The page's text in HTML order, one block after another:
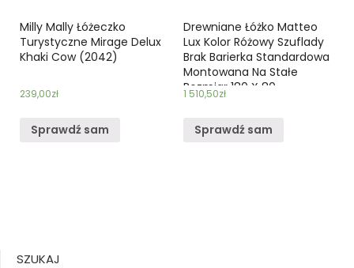
Milly Mally Łóżeczko
Turystyczne Mirage Delux
Khaki Cow (2042)
239,00zł
Sprawdź sam
Drewniane Łóżko Matteo
Lux Kolor Różowy Szuflady
Brak Barierka Standardowa
Montowana Na Stałe
Rozmiar 180 X 80
1 510,50zł
Sprawdź sam
SZUKAJ